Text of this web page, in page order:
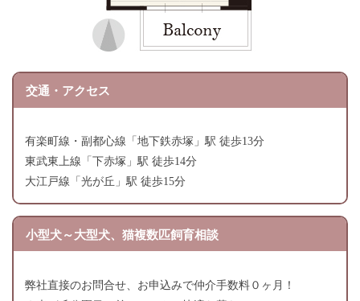
交通・アクセス
有楽町線・副都心線「地下鉄赤塚」駅 徒歩13分
東武東上線「下赤塚」駅 徒歩14分
大江戸線「光が丘」駅 徒歩15分
小型犬～大型犬、猫複数匹飼育相談
弊社直接のお問合せ、お申込みで仲介手数料０ヶ月！